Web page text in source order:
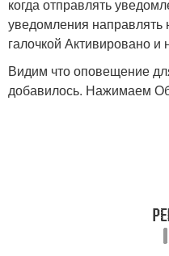
когда отправлять
уведомления направлять
галочкой Активировано
Видим что оповещение
добавилось. Нажимаем